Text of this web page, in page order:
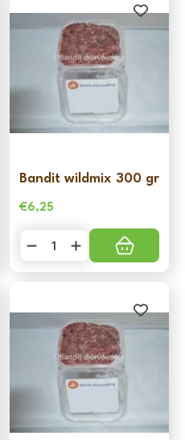
Bandit wildmix 300 gr
€6,25
wildmix